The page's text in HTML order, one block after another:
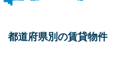
都道府県別の賃貸物件